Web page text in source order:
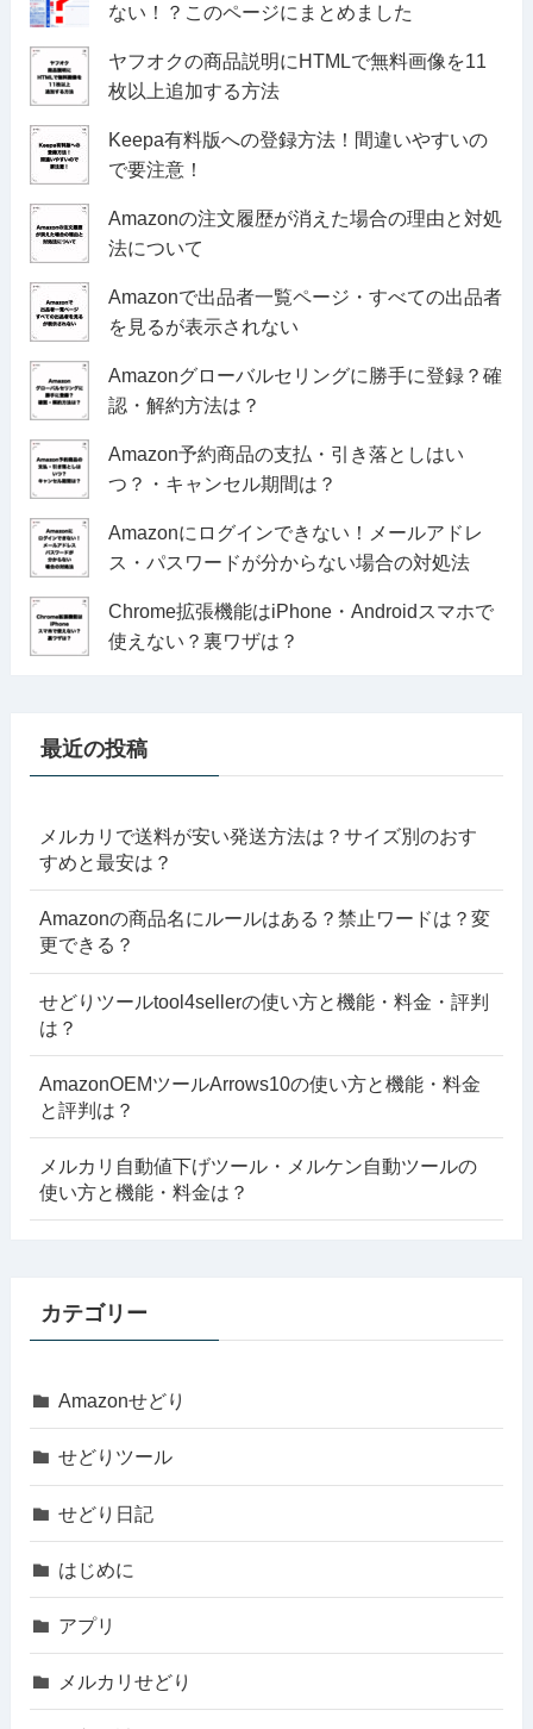
ない！？このページにまとめました
ヤフオクの商品説明にHTMLで無料画像を11
枚以上追加する方法
Keepa有料版への登録方法！間違いやすいの
で要注意！
Amazonの注文履歴が消えた場合の理由と対処
法について
Amazonで出品者一覧ページ・すべての出品者
を見るが表示されない
Amazonグローバルセリングに勝手に登録？確
認・解約方法は？
Amazon予約商品の支払・引き落としはい
つ？・キャンセル期間は？
Amazonにログインできない！メールアドレ
ス・パスワードが分からない場合の対処法
Chrome拡張機能はiPhone・Androidスマホで
使えない？裏ワザは？
最近の投稿
メルカリで送料が安い発送方法は？サイズ別のおす
すめと最安は？
Amazonの商品名にルールはある？禁止ワードは？変
更できる？
せどりツールtool4sellerの使い方と機能・料金・評判
は？
AmazonOEMツールArrows10の使い方と機能・料金
と評判は？
メルカリ自動値下げツール・メルケン自動ツールの
使い方と機能・料金は？
カテゴリー
Amazonせどり
せどりツール
せどり日記
はじめに
アプリ
メルカリせどり